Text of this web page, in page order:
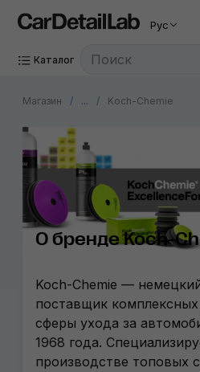
Рус
Каталог
Магазин ... Koch-Chemie
О бренде Koch-
Koch-Chemie —
поставщик
сферы ухода за
1968 года.
производстве топовых